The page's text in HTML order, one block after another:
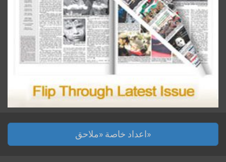
اعداد خاصة «ملاحق»